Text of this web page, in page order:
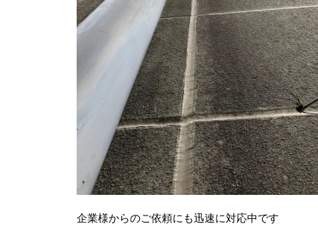
企業様からのご依頼にも迅速に対応中です